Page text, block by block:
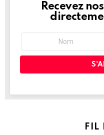
NEWSLETTER
Recevez
FIL